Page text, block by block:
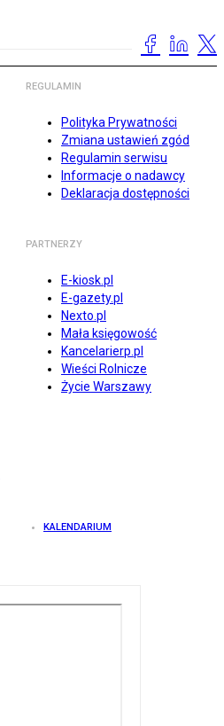
REGULAMIN
Polityka Prywatności
Zmiana ustawień zgód
Regulamin serwisu
Informacje o nadawcy
Deklaracja dostępności
PARTNERZY
E-kiosk.pl
E-gazety.pl
Nexto.pl
Mała księgowość
Kancelarierp.pl
Wieści Rolnicze
Życie Warszawy
KALENDARIUM